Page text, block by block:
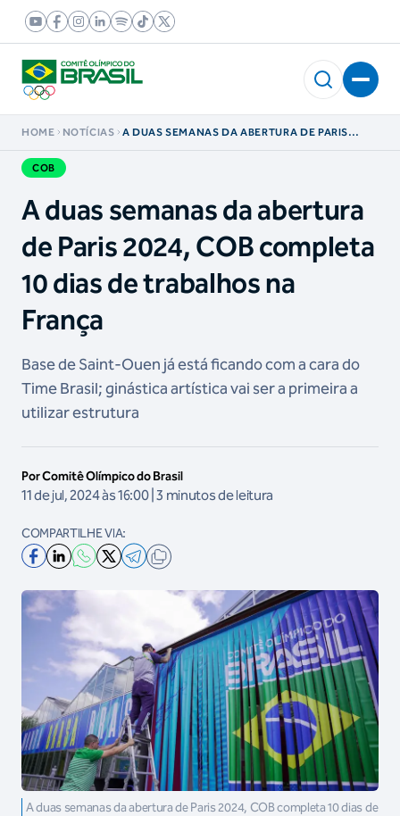
HOME NOTÍCIAS
A DUAS SEMANAS DA ABERTURA DE PARIS
COB
A duas semanas da abertura
de Paris 2024, COB completa
10 dias de trabalhos na
França
Base de Saint-Ouen já está ficando com a cara do
Time Brasil; ginástica artística vai ser a primeira a
utilizar estrutura
Por Comitê Olímpico do Brasil
11 de jul, 2024 às 16:00 | 3 minutos de leitura
COMPARTILHE VIA:
A duas semanas da abertura de Paris 2024, COB completa 10 dias de